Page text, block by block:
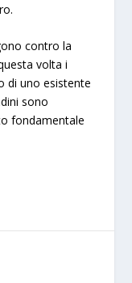
contro la
volta i
di uno esistente
sono
fondamentale